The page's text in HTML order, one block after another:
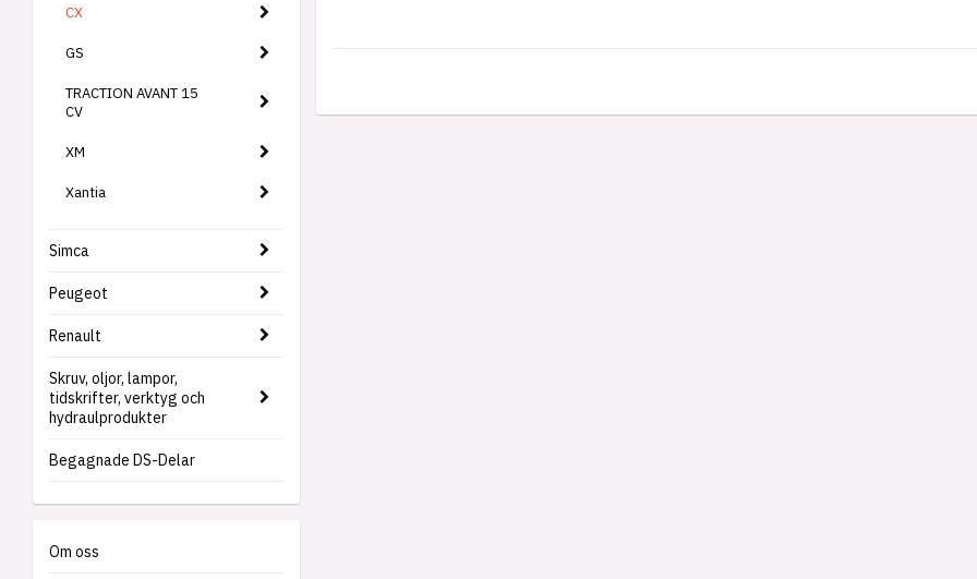
CX
GS
TRACTION AVANT 15
CV
XM
Xantia
Simca
Peugeot
Renault
Skruv, oljor, lampor,
tidskrifter, verktyg och
hydraulprodukter
Begagnade DS-Delar
Om oss